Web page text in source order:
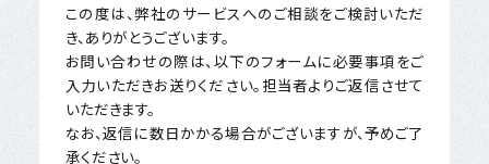
この度は、弊社のサービスへのご相談をご検討いただ
き、ありがとうございます。
お問い合わせの際は、以下のフォームに必要事項をご
入力いただきお送りください。担当者よりご返信させて
いただきます。
なお、返信に数日かかる場合がございますが、予めご了
承ください。